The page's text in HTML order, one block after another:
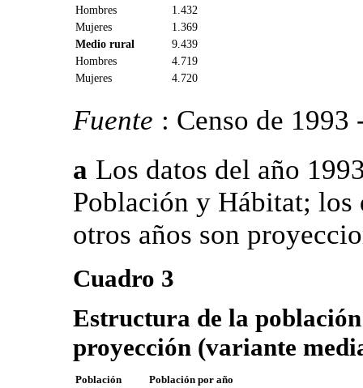
Hombres
1.432
Mujeres
1.369
Medio rural
9.439
Hombres
4.719
Mujeres
4.720
Fuente : Censo de 1993
a Los datos del año
Población y Hábitat; los
otros años son
Cuadro 3
Estructura de la
proyección (variante
Población
Población por año